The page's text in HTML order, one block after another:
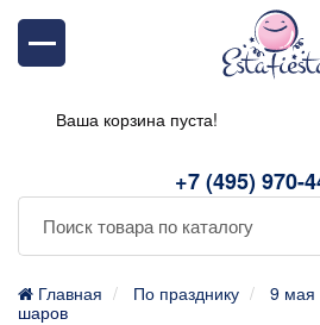
+7 (495) 970-
Ваша корзина пуста!
Главная По празднику 9 мая
шаров